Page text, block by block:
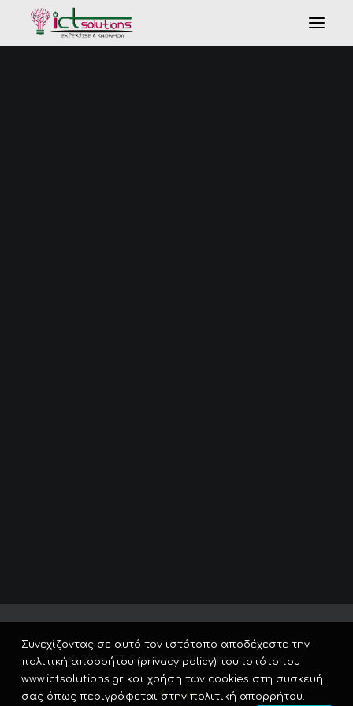
© 2026 ICT Solutions. All rights reserved
Συνεχίζοντας σε αυτό τον ιστότοπο αποδέχεστε την
πολιτική απορρήτου (privacy policy) του ιστότοπου
www.ictsolutions.gr και χρήση των cookies στη συσκευή
σας όπως περιγράφεται στην πολιτική απορρήτου.